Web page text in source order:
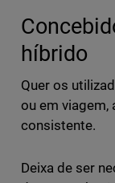
híbrido
Quer os
ou em viagem,
consistente.
Deixa de ser